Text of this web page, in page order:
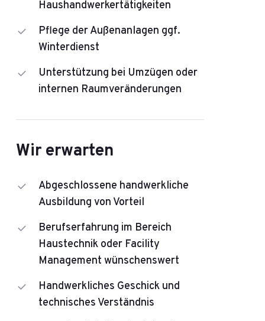
Haushandwerkertätigkeiten
Pflege der Außenanlagen ggf.
Winterdienst
Unterstützung bei Umzügen oder
internen Raumveränderungen
Wir erwarten
Abgeschlossene handwerkliche
Ausbildung von Vorteil
Berufserfahrung im Bereich
Haustechnik oder Facility
Management wünschenswert
Handwerkliches Geschick und
technisches Verständnis